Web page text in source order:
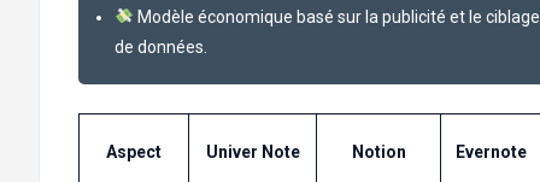
Modèle économique basé sur la publicité et le
de données.
Aspect Univer Note Notion Evernote